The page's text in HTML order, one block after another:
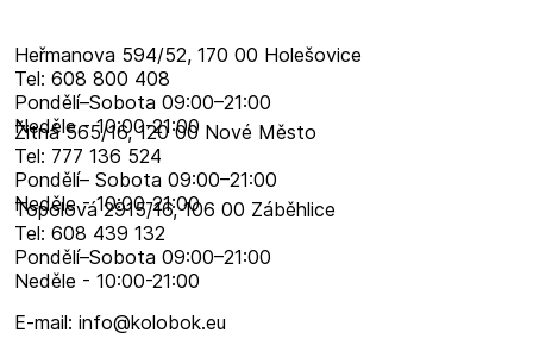
Heřmanova 594/52, 170 00 Holešovice
Tel: 608 800 408
Pondělí–​Sobota 09:00–​21:00
Neděle - 10:00-21:00
Žitná 565/16, 120 00 Nové Město
Tel: 777 136 524
Pondělí– Sobota 09:00–21:00
Neděle - 10:00-21:00
Topolová 2915/16, 106 00 Záběhlice
Tel: 608 439 132
Pondělí–​Sobota 09:00–​21:00
Neděle - 10:00-21:00
E-mail: info@kolobok.eu